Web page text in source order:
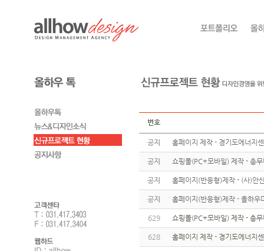
번호
공지 홈페이지 제작 - 경기도에너지
공지 쇼핑몰(PC+모바일) 제작 - 총
공지 홈페이지(반응형)제작 - (사)안
공지 홈페이지(반응형)제작 - 올하우
629 쇼핑몰(PC+모바일) 제작 - 총
628 홈페이지 제작 - 경기도에너지